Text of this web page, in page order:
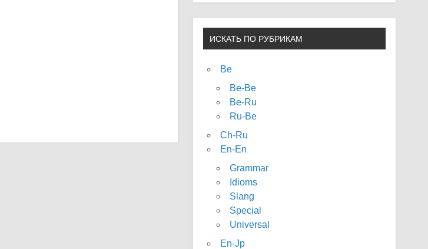
ИСКАТЬ ПО РУБРИКАМ
Be
Be-Be
Be-Ru
Ru-Be
Ch-Ru
En-En
Grammar
Idioms
Slang
Special
Universal
En-Jp